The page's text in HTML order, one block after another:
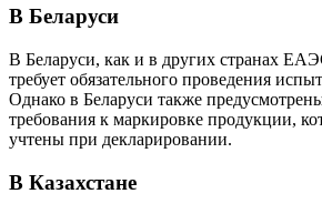
В Беларуси
В Беларуси, как и в других странах
требует обязательного проведения
Однако в Беларуси также
требования к маркировке продукции,
учтены при декларировании.
В Казахстане